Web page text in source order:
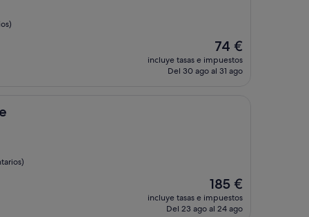
El
precio
actual
74 €
incluye tasas e impuestos
Del 30 ago al 31 ago
El
precio
actual
185 €
incluye tasas e impuestos
Del 23 ago al 24 ago